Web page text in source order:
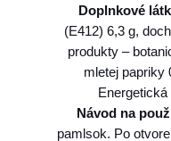
B
i
t
e
s
c
Doplnkové
(E412) 6,3 g,
produkty –
mletej papriky
Energetická
Návod na
pamlsok. Po